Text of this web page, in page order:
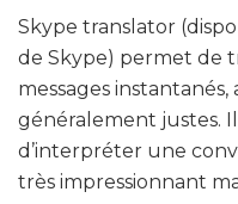
Skype translator
de Skype) permet de
messages
généralement justes.
d’interpréter une
très impressionnant